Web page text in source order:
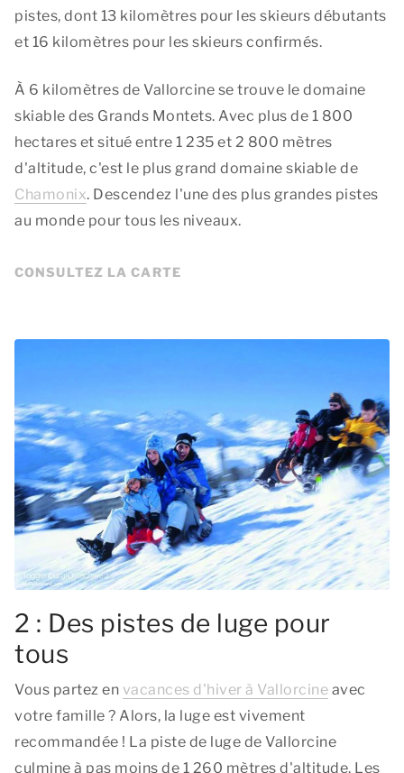
pistes, dont 13 kilomètres pour les skieurs débutants
et 16 kilomètres pour les skieurs confirmés.
À 6 kilomètres de Vallorcine se trouve le domaine
skiable des Grands Montets. Avec plus de 1 800
hectares et situé entre 1 235 et 2 800 mètres
d'altitude, c'est le plus grand domaine skiable de
Chamonix. Descendez l'une des plus grandes pistes
au monde pour tous les niveaux.
CONSULTEZ LA CARTE
2 : Des pistes de luge pour
tous
Vous partez en vacances d'hiver à Vallorcine avec
votre famille ? Alors, la luge est vivement
recommandée ! La piste de luge de Vallorcine
culmine à pas moins de 1 260 mètres d'altitude. Les